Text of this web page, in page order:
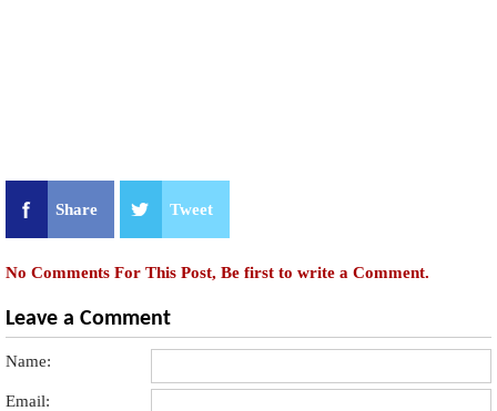
Share Tweet
No Comments For This Post, Be first to write a Comment.
Leave a Comment
Name:
Email: